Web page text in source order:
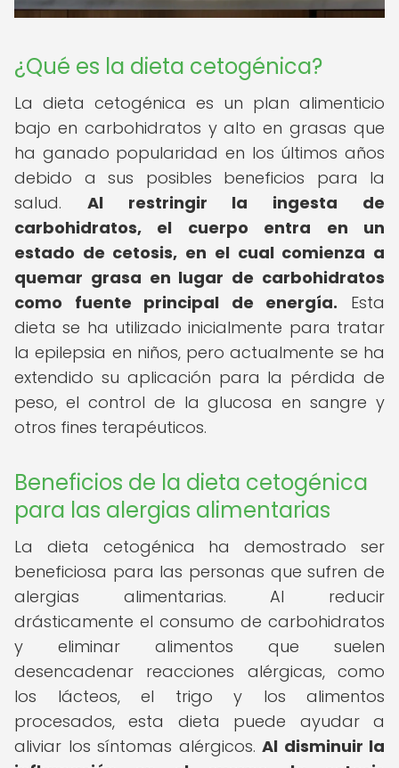
¿Qué es la dieta cetogénica?
La dieta cetogénica es un plan alimenticio
bajo en carbohidratos y alto en grasas que
ha ganado popularidad en los últimos años
debido a sus posibles beneficios para la
salud. Al restringir la ingesta de
carbohidratos, el cuerpo entra en un
estado de cetosis, en el cual comienza a
quemar grasa en lugar de carbohidratos
como fuente principal de energía. Esta
dieta se ha utilizado inicialmente para tratar
la epilepsia en niños, pero actualmente se ha
extendido su aplicación para la pérdida de
peso, el control de la glucosa en sangre y
otros fines terapéuticos.
Beneficios de la dieta cetogénica
para las alergias alimentarias
La dieta cetogénica ha demostrado ser
beneficiosa para las personas que sufren de
alergias alimentarias. Al reducir
drásticamente el consumo de carbohidratos
y eliminar alimentos que suelen
desencadenar reacciones alérgicas, como
los lácteos, el trigo y los alimentos
procesados, esta dieta puede ayudar a
aliviar los síntomas alérgicos. Al disminuir la